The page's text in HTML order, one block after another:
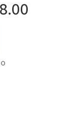
AHORA